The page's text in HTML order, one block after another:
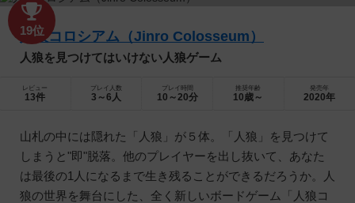
19位
人狼コロシアム（Jinro Colosseum）
人狼を見つけてはいけない人狼ゲーム
レビュー
13件
プレイ人数
3～6人
プレイ時間
10～20分
推奨年齢
10歳～
発売年
2020年
山札の中には隠れた「人狼」が５体。「人狼」を見つけて
しまうと"即"脱落。他のプレイヤーを出し抜いて、あなた
は最後の1人になるまで生き残ることができるだろうか。人
狼の世界を舞台にした、全く新しいボードゲーム「人狼コ